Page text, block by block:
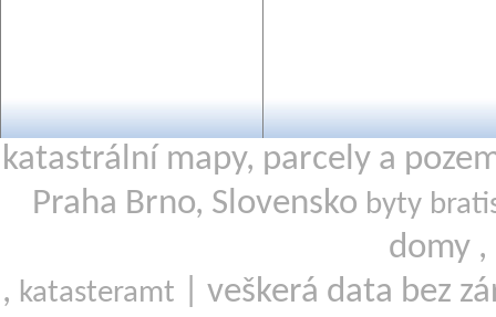
katastrální mapy, parcely a
Praha Brno, Slovensko byty
domy ,
, katasteramt
| veškerá data bez